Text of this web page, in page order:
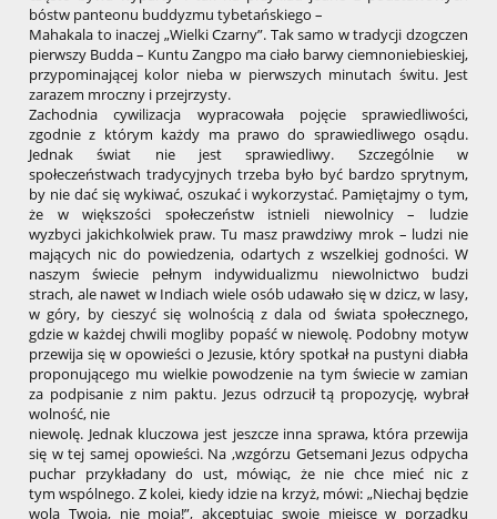
bóstw panteonu buddyzmu tybetańskiego –
Mahakala to inaczej „Wielki Czarny”. Tak samo w tradycji dzogczen
pierwszy Budda – Kuntu Zangpo ma ciało barwy ciemnoniebieskiej,
przypominającej kolor nieba w pierwszych minutach świtu. Jest
zarazem mroczny i przejrzysty.
Zachodnia cywilizacja wypracowała pojęcie sprawiedliwości,
zgodnie z którym każdy ma prawo do sprawiedliwego osądu.
Jednak świat nie jest sprawiedliwy. Szczególnie w
społeczeństwach tradycyjnych trzeba było być bardzo sprytnym,
by nie dać się wykiwać, oszukać i wykorzystać. Pamiętajmy o tym,
że w większości społeczeństw istnieli niewolnicy – ludzie
wyzbyci jakichkolwiek praw. Tu masz prawdziwy mrok – ludzi nie
mających nic do powiedzenia, odartych z wszelkiej godności. W
naszym świecie pełnym indywidualizmu niewolnictwo budzi
strach, ale nawet w Indiach wiele osób udawało się w dzicz, w lasy,
w góry, by cieszyć się wolnością z dala od świata społecznego,
gdzie w każdej chwili mogliby popaść w niewolę. Podobny motyw
przewija się w opowieści o Jezusie, który spotkał na pustyni diabła
proponującego mu wielkie powodzenie na tym świecie w zamian
za podpisanie z nim paktu. Jezus odrzucił tą propozycję, wybrał
wolność, nie
niewolę. Jednak kluczowa jest jeszcze inna sprawa, która przewija
się w tej samej opowieści. Na ,wzgórzu Getsemani Jezus odpycha
puchar przykładany do ust, mówiąc, że nie chce mieć nic z
tym wspólnego. Z kolei, kiedy idzie na krzyż, mówi: „Niechaj będzie
wola Twoja, nie moja!”, akceptując swoje miejsce w porządku